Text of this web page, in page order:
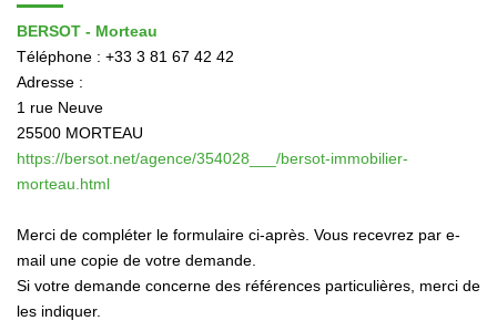
Louer
Locations Saisonnières
Locations De Vacances
BERSOT - Morteau
Téléphone : +33 3 81 67 42 42
Adresse :
1 rue Neuve
25500 MORTEAU
https://bersot.net/agence/354028___/bersot-immobilier-
morteau.html
Merci de compléter le formulaire ci-après. Vous recevrez par e-
mail une copie de votre demande.
Si votre demande concerne des références particulières, merci de
les indiquer.